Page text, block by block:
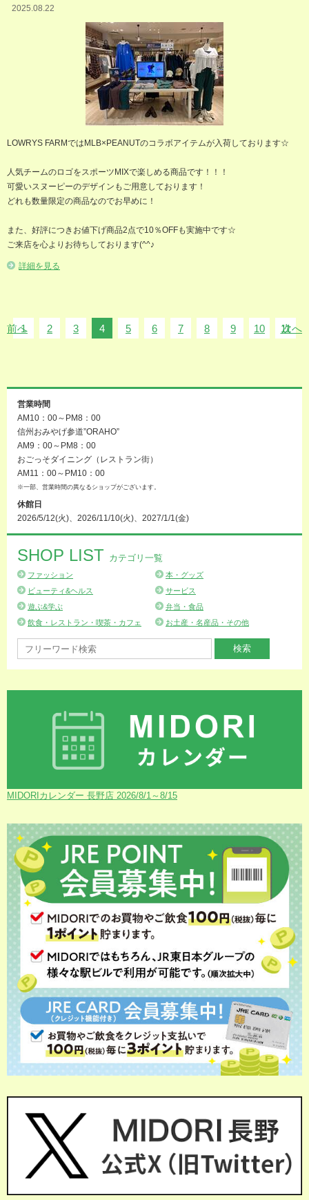
2025.08.22
LOWRYS FARMではMLB×PEANUTのコラボアイテムが入荷しております☆
人気チームのロゴをスポーツMIXで楽しめる商品です！！！
可愛いスヌーピーのデザインもご用意しております！
どれも数量限定の商品なのでお早めに！
また、好評につきお値下げ商品2点で10％OFFも実施中です☆
ご来店を心よりお待ちしております(^^♪
詳細を見る
前へ
1 2 3 4 5 6 7 8 9 10 11
次へ
営業時間
AM10：00～PM8：00
信州おみやげ参道”ORAHO”
AM9：00～PM8：00
おごっそダイニング（レストラン街）
AM11：00～PM10：00
※一部、営業時間の異なるショップがございます。
休館日
2026/5/12(火)、2026/11/10(火)、2027/1/1(金)
SHOP LIST カテゴリ一覧
ファッション
本・グッズ
ビューティ&ヘルス
サービス
遊ぶ&学ぶ
弁当・食品
飲食・レストラン・喫茶・カフェ
お土産・名産品・その他
MIDORIカレンダー 長野店 2026/8/1～8/15